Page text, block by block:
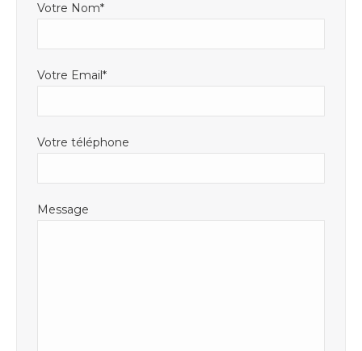
Votre Nom*
Votre Email*
Votre téléphone
Message